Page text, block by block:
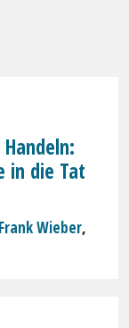
in die Tat
Frank Wieber,